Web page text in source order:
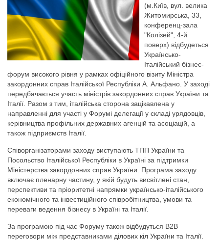
(м.Київ, вул. велика
Житомирська, 33,
конференц-зала
"Колізей", 4-й
поверх) відбудеться
Українсько-
Італійський бізнес-
форум високого рівня у рамках офіційного візиту Міністра
закордонних справ Італійської Республіки А. Альфано. У заході
передбачається участь міністрів закордонних справ України та
Італії. Разом з тим, італійська сторона зацікавлена у
направленні для участі у Форумі делегації у складі урядовців,
керівництва профільних державних агенцій та асоціацій, а
також підприємств Італії.
Співорганізаторами заходу виступають ТПП України та
Посольство Італійської Республіки в Україні за підтримки
Міністерства закордонних справ України. Програма заходу
включає пленарну частину, у якій будуть висвітлені стан,
перспективи та пріоритетні напрямки українсько-італійського
економічного та інвестиційного співробітництва, умови та
переваги ведення бізнесу в Україні та Італії.
За програмою під час Форуму також відбудуться В2В
переговори між представниками ділових кіл України та Італії.